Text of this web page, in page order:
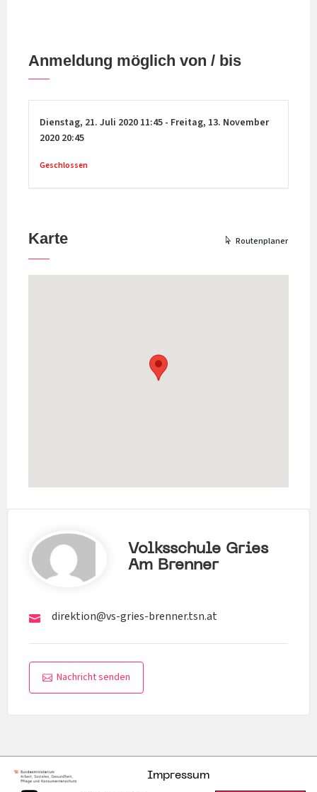
Anmeldung möglich von / bis
Dienstag, 21. Juli 2020 11:45 - Freitag, 13. November
2020 20:45
Geschlossen
Karte Routenplaner
Volksschule Gries
Am Brenner
direktion@vs-gries-brenner.tsn.at
Nachricht senden
Impressum